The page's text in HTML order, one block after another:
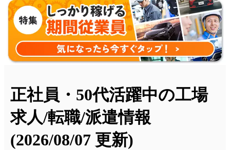
正社員・50代活躍中の工場
求人/転職/派遣情報
(2026/08/07 更新)